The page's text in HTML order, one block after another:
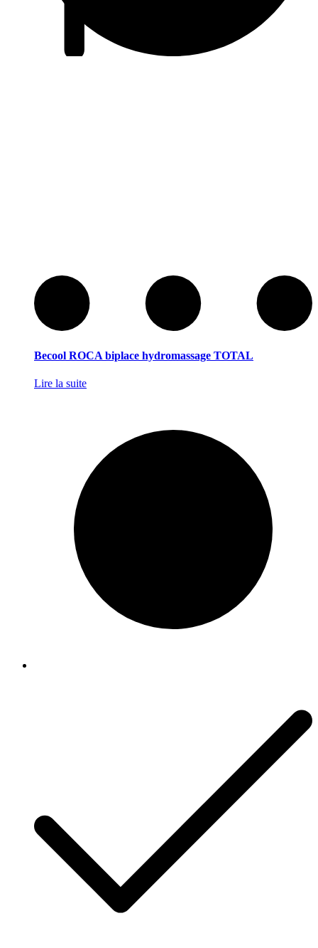
Becool ROCA biplace hydromassage TOTAL
Lire la suite